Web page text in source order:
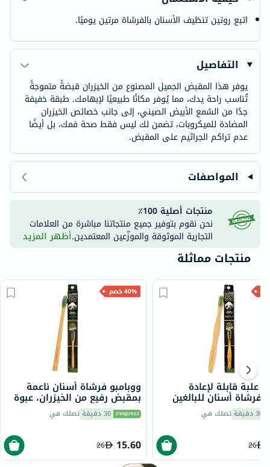
اتبع روتين تنظيف الأسنان بالفرشاة مرتين يوميًا.
التفاصيل
يوفر هذا المقبض الجميل المصنوع من الخيزران قبضةً متموجةً
تُناسب راحة يدك، مما يُوفر مكانًا طبيعيًا لإبهامك. طبقة خفيفة
جدًا من الشمع الأبيض الصيني، إلى جانب خصائص الخيزران
المضادة للميكروبات، تضمن لك ليس فقط صحة فمك، بل أيضًا
عدم تراكم الجراثيم على المقبض.
المواصفات
منتجات أصلية 100٪
نحن نقوم بتوفير جميع منتجاتنا مباشرة من العلامات
التجارية الموثوقة والموزّعين المعتمدين.أظهر المزيد
منتجات مماثلة
40% خصم
ووبامبو فرشاة أسنان ناعمة
بمقبض رفيع من الخيزران، عبوة
صديقة للبيئة، 1 قطعة
30 دقيقة تصلك في
15.60
26
علبة قابلة لإعادة
فرشاة أسنان للبالغين
متوسطة 1 قطعة 30 دقيقة تصلك في
26